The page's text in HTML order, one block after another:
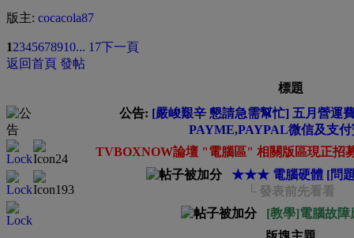
版主: cocacola87
12345678910... 17下一頁
返回首頁 發帖
標題
公告: [嚴峻艱辛 懇請急需幫忙] 五月營運
PAYME,PAYPAL微信及支
TVBOXNOW論壇 "電腦區" 相關版區現正招
★★★ 電腦硬體 [問
└ 發表前先看看
[教學]電腦故障